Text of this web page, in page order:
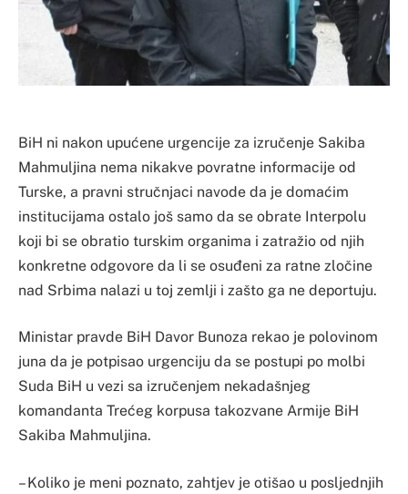
BiH ni nakon upućene urgencije za izručenje Sakiba
Mahmuljina nema nikakve povratne informacije od
Turske, a pravni stručnjaci navode da je domaćim
institucijama ostalo još samo da se obrate Interpolu
koji bi se obratio turskim organima i zatražio od njih
konkretne odgovore da li se osuđeni za ratne zločine
nad Srbima nalazi u toj zemlji i zašto ga ne deportuju.
Ministar pravde BiH Davor Bunoza rekao je polovinom
juna da je potpisao urgenciju da se postupi po molbi
Suda BiH u vezi sa izručenjem nekadašnjeg
komandanta Trećeg korpusa takozvane Armije BiH
Sakiba Mahmuljina.
– Koliko je meni poznato, zahtjev je otišao u posljednjih